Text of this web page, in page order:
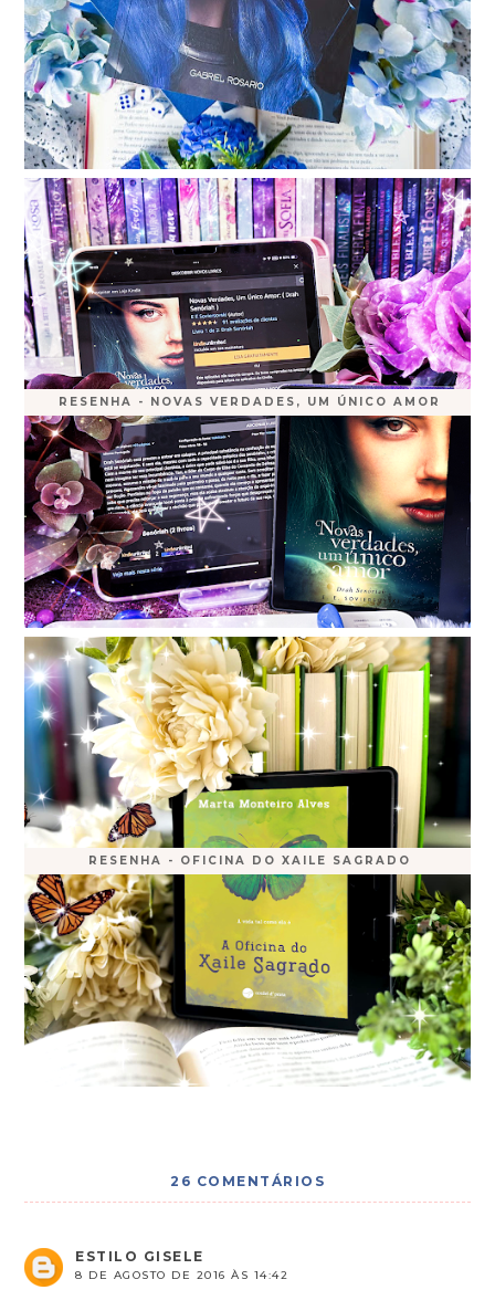
RESENHA - NOVAS VERDADES, UM ÚNICO AMOR
RESENHA - OFICINA DO XAILE SAGRADO
26 COMENTÁRIOS
ESTILO GISELE
8 DE AGOSTO DE 2016 ÀS 14:42